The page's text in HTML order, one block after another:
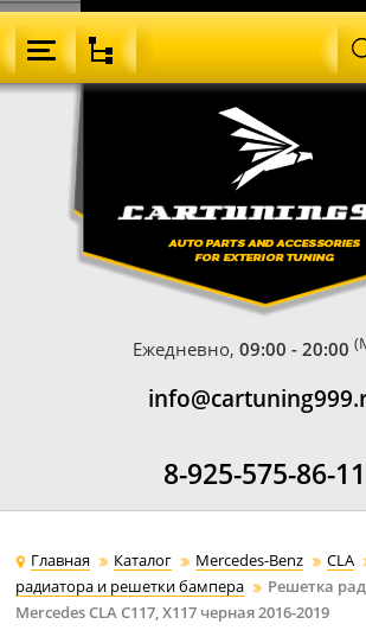
Ежедневно,09:00 - 20:00
8-925-575-86-11
Главная Каталог Mercedes-Benz CLA
радиатора и решетки бампера
Решетка
Mercedes CLA C117, X117 черная 2016-2019